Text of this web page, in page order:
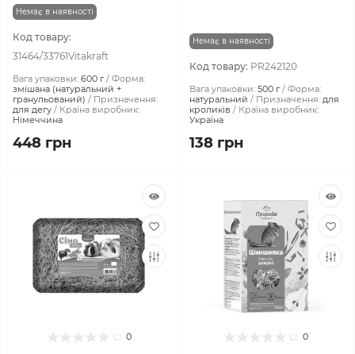
Немає в наявності
Код товару:
31464/33761Vitakraft
Вага упаковки: 600 г
Форма:
змішана (натуральний +
гранульований)
Призначення:
для дегу
Країна виробник:
Німеччина
448 грн
Немає в наявності
Код товару: PR242120
Вага упаковки: 500 г
Форма:
натуральний
Призначення: для
кроликів
Країна виробник:
Україна
138 грн
0 0